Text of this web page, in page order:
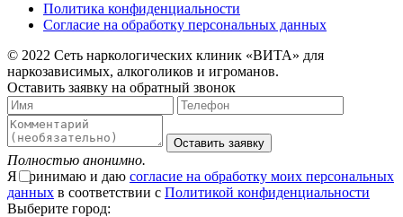
Политика конфиденциальности
Согласие на обработку персональных данных
© 2022 Сеть наркологических клиник «ВИТА» для
наркозависимых, алкоголиков и игроманов.
Оставить заявку на обратный звонок
Оставить заявку
Полностью анонимно.
Я принимаю и даю согласие на обработку моих персональных
данных в соответствии с Политикой конфиденциальности
Выберите город: